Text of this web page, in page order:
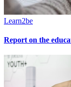
Learn2be
Report on the